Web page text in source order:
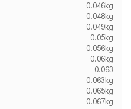
0.046kg
0.048kg
0.049kg
0.05kg
0.056kg
0.06kg
0.063
0.063kg
0.065kg
0.067kg